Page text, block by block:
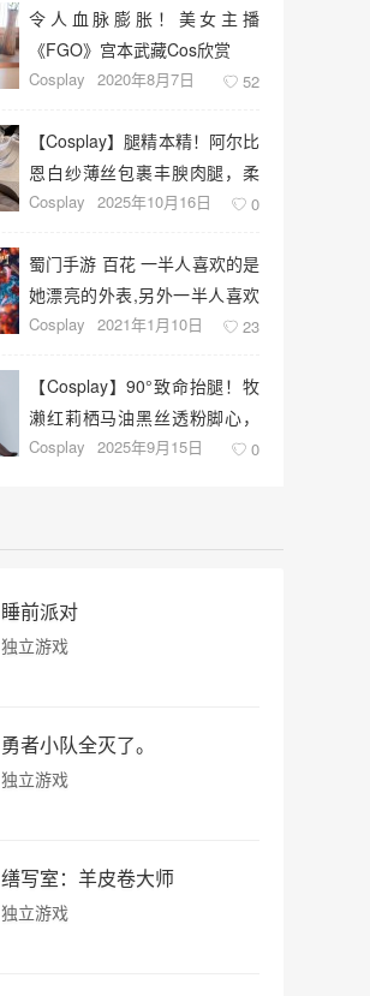
令人血脉膨胀！美女主播
《FGO》宫本武藏Cos欣赏
Cosplay 2020年8月7日 52
【Cosplay】腿精本精！阿尔比
恩白纱薄丝包裹丰腴肉腿，柔
软Q弹如奶油蛋糕！
Cosplay 2025年10月16日 0
蜀门手游 百花 一半人喜欢的是
她漂亮的外表,另外一半人喜欢
她的技能
Cosplay 2021年1月10日 23
【Cosplay】90°致命抬腿！牧
濑红莉栖马油黑丝透粉脚心，
腰臀比杀疯了
Cosplay 2025年9月15日 0
睡前派对
独立游戏
勇者小队全灭了。
独立游戏
缮写室：羊皮卷大师
独立游戏